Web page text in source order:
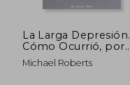
La Larga Depresión.
Cómo Ocurrió, por
qué Ocurrió y qué
Ocurrirá a
Michael Roberts